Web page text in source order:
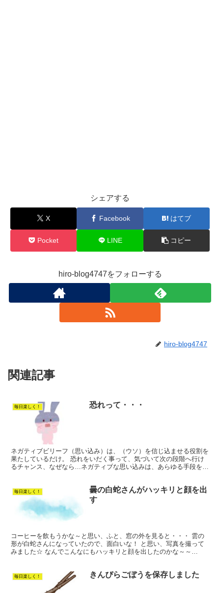
シェアする
X Facebook はてブ
Pocket LINE コピー
hiro-blog4747をフォローする
hiro-blog4747
関連記事
毎日楽しく！ 恐れって・・・
ネガティブビリーフ（思い込み）は、（ウソ）を信じ込ませる役割を
果たしているだけ。 恐れをいだく事って、気づいて次の段階へ行け
るチャンス、なぜなら…ネガティブな思い込みは、あらゆる手段を使
毎日楽しく！
曇の白蛇さんがハッキリと顔を出
す
コーヒーを飲もうかな～と思い、ふと、窓の外を見ると・・・ 雲の
形が白蛇さんになっていたので、面白いな！ と思い、写真を撮って
みました☆ なんでこんなにもハッキリと顔を出したのかな～～
毎日楽しく！ きんぴらごぼうを保存しました